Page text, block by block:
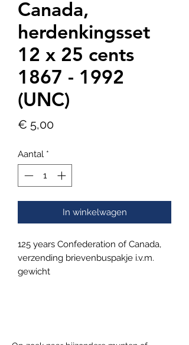
Canada,
herdenkingsset
12 x 25 cents
1867 - 1992
(UNC)
€ 5,00Prijs
Aantal *
In winkelwagen
125 years Confederation of Canada,
verzending brievenbuspakje i.v.m.
gewicht